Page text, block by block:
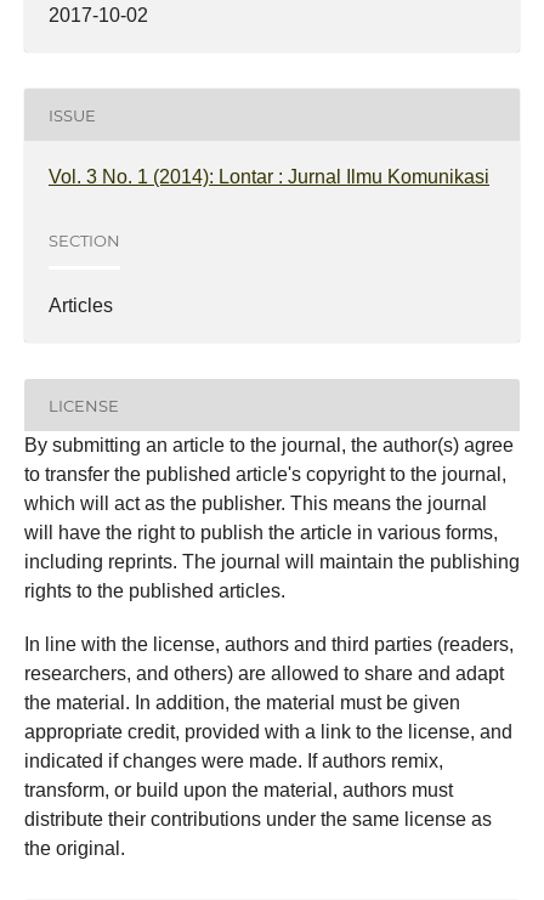
2017-10-02
ISSUE
Vol. 3 No. 1 (2014): Lontar : Jurnal Ilmu Komunikasi
SECTION
Articles
LICENSE
By submitting an article to the journal, the author(s) agree
to transfer the published article's copyright to the journal,
which will act as the publisher. This means the journal
will have the right to publish the article in various forms,
including reprints. The journal will maintain the publishing
rights to the published articles.
In line with the license, authors and third parties (readers,
researchers, and others) are allowed to share and adapt
the material. In addition, the material must be given
appropriate credit, provided with a link to the license, and
indicated if changes were made. If authors remix,
transform, or build upon the material, authors must
distribute their contributions under the same license as
the original.